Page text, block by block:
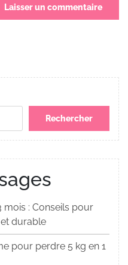
Rechercher
mois : Conseils pour
durable
pour perdre 5 kg en 1